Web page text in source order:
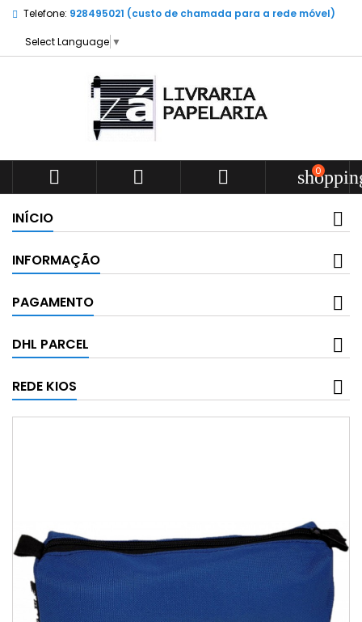
Telefone: 928495021 (custo de chamada para a rede móvel)
Select Language ▼
   0
INÍCIO
INFORMAÇÃO
PAGAMENTO
DHL PARCEL
REDE KIOS